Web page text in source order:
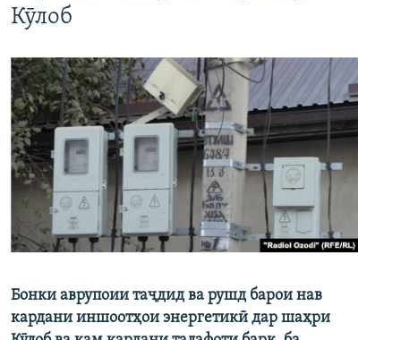
Кӯлоб
Бонки аврупоии таҷдид ва рушд барои нав
кардани иншоотҳои энергетикӣ дар шаҳри